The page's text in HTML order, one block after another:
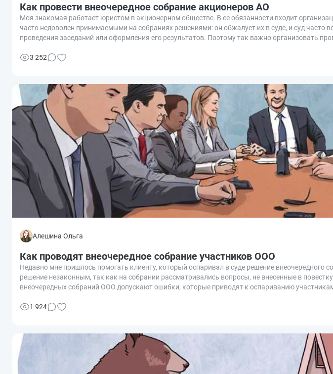
Как провести внеочередное собрание акционеров АО
Моя знакомая работает юристом в акционерном обществе. В ее обязанности входит
часто недоволен принимаемыми на собраниях решениями: он обжалует их в суде, и суд часто
проведения заседаний или оформления его результатов. Поэтому так важно организовать
3 252
Алешина Ольга
Как проводят внеочередное собрание участников ООО
Недавно мне пришлось помогать клиенту, который оспаривал в суде решение внеочередного
решение незаконным, так как на собрании рассматривались вопросы, не внесенные в
внеочередных собраний ООО допускают ошибки, которые приводят к оспариванию
1 924